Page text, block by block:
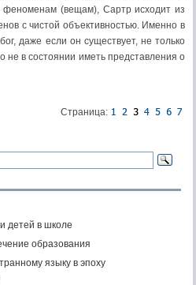
феноменам (вещам), Сартр исходит из
с чистой объективностью. Именно в
даже если он существует, не только
в состоянии иметь представления о
Страница:
детей в школе
образования
языку в эпоху